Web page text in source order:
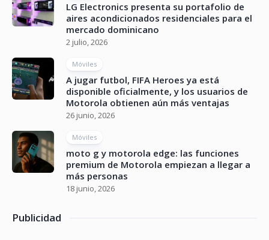
LG Electronics presenta su portafolio de
aires acondicionados residenciales para el
mercado dominicano
2 julio, 2026
Móviles
A jugar futbol, FIFA Heroes ya está
disponible oficialmente, y los usuarios de
Motorola obtienen aún más ventajas
26 junio, 2026
Móviles
moto g y motorola edge: las funciones
premium de Motorola empiezan a llegar a
más personas
18 junio, 2026
Publicidad